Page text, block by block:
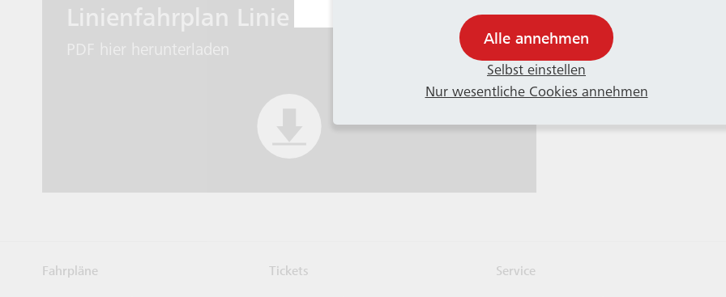
Linienfahrplan Linie 608
PDF hier herunterladen
Fahrpläne Tickets Service
Alle annehmen
Selbst einstellen
Nur wesentliche Cookies annehmen